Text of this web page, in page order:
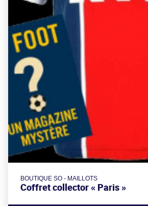
BOUTIQUE SO - MAILLOTS
Coffret collector « Paris »